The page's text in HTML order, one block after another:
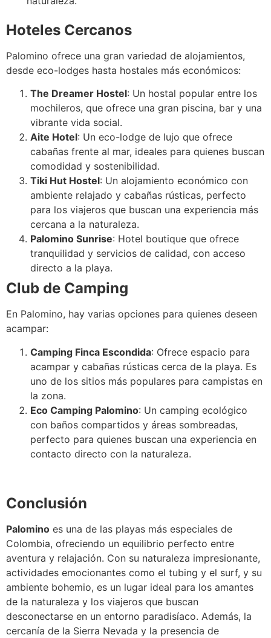
Hoteles Cercanos
Palomino ofrece una gran variedad de alojamientos,
desde eco-lodges hasta hostales más económicos:
The Dreamer Hostel: Un hostal popular entre los
mochileros, que ofrece una gran piscina, bar y una
vibrante vida social.
Aite Hotel: Un eco-lodge de lujo que ofrece
cabañas frente al mar, ideales para quienes buscan
comodidad y sostenibilidad.
Tiki Hut Hostel: Un alojamiento económico con
ambiente relajado y cabañas rústicas, perfecto
para los viajeros que buscan una experiencia más
cercana a la naturaleza.
Palomino Sunrise: Hotel boutique que ofrece
tranquilidad y servicios de calidad, con acceso
directo a la playa.
Club de Camping
En Palomino, hay varias opciones para quienes deseen
acampar:
Camping Finca Escondida: Ofrece espacio para
acampar y cabañas rústicas cerca de la playa. Es
uno de los sitios más populares para campistas en
la zona.
Eco Camping Palomino: Un camping ecológico
con baños compartidos y áreas sombreadas,
perfecto para quienes buscan una experiencia en
contacto directo con la naturaleza.
Conclusión
Palomino es una de las playas más especiales de
Colombia, ofreciendo un equilibrio perfecto entre
aventura y relajación. Con su naturaleza impresionante,
actividades emocionantes como el tubing y el surf, y su
ambiente bohemio, es un lugar ideal para los amantes
de la naturaleza y los viajeros que buscan
desconectarse en un entorno paradisíaco. Además, la
cercanía de la Sierra Nevada y la presencia de